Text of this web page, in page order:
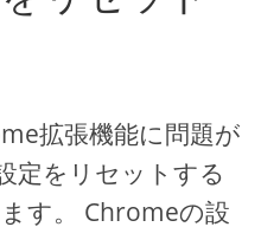
拡張機能に問題が
定をリセットする
す。 Chromeの設